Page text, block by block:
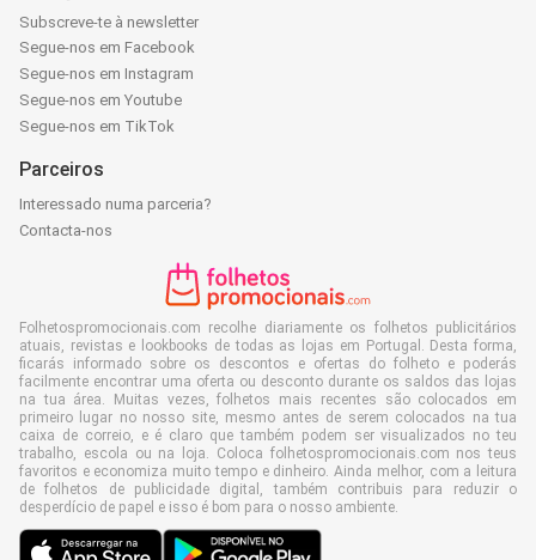
Subscreve-te à newsletter
Segue-nos em Facebook
Segue-nos em Instagram
Segue-nos em Youtube
Segue-nos em TikTok
Parceiros
Interessado numa parceria?
Contacta-nos
Folhetospromocionais.com recolhe diariamente os folhetos publicitários
atuais, revistas e lookbooks de todas as lojas em Portugal. Desta forma,
ficarás informado sobre os descontos e ofertas do folheto e poderás
facilmente encontrar uma oferta ou desconto durante os saldos das lojas
na tua área. Muitas vezes, folhetos mais recentes são colocados em
primeiro lugar no nosso site, mesmo antes de serem colocados na tua
caixa de correio, e é claro que também podem ser visualizados no teu
trabalho, escola ou na loja. Coloca folhetospromocionais.com nos teus
favoritos e economiza muito tempo e dinheiro. Ainda melhor, com a leitura
de folhetos de publicidade digital, também contribuis para reduzir o
desperdício de papel e isso é bom para o nosso ambiente.